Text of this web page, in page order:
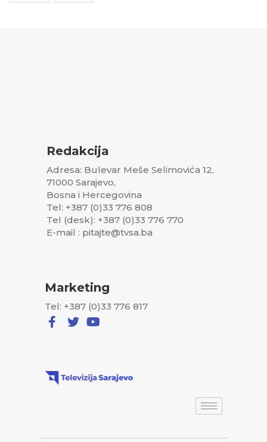
Redakcija
Adresa: Bulevar Meše Selimovića 12,
71000 Sarajevo,
Bosna i Hercegovina
Tel: +387 (0)33 776 808
Tel (desk): +387 (0)33 776 770
E-mail : pitajte@tvsa.ba
Marketing
Tel: +387 (0)33 776 817